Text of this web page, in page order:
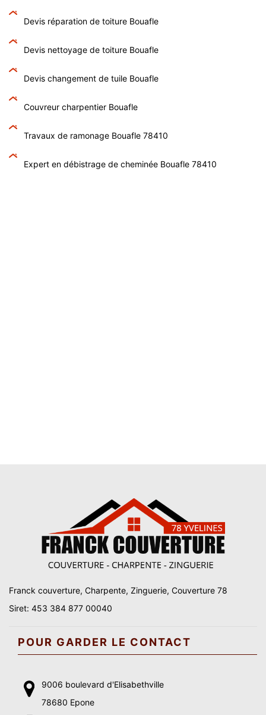
Devis réparation de toiture Bouafle
Devis nettoyage de toiture Bouafle
Devis changement de tuile Bouafle
Couvreur charpentier Bouafle
Travaux de ramonage Bouafle 78410
Expert en débistrage de cheminée Bouafle 78410
Franck couverture, Charpente, Zinguerie, Couverture 78
Siret: 453 384 877 00040
POUR GARDER LE CONTACT
9006 boulevard d'Elisabethville
78680 Epone